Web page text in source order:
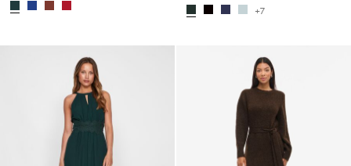
+7